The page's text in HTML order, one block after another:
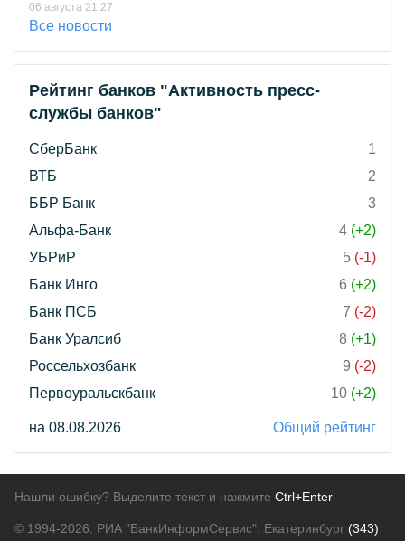
06 августа 21:27
Все новости
Рейтинг банков "Активность пресс-
службы банков"
СберБанк
1
ВТБ
2
ББР Банк
3
Альфа-Банк
4 (+2)
УБРиР
5 (-1)
Банк Инго
6 (+2)
Банк ПСБ
7 (-2)
Банк Уралсиб
8 (+1)
Россельхозбанк
9 (-2)
Первоуральскбанк
10 (+2)
на 08.08.2026 Общий рейтинг
Нашли ошибку? Выделите текст и нажмите Ctrl+Enter
© 1994-2026. РИА "БанкИнформСервис". Екатеринбург (343)